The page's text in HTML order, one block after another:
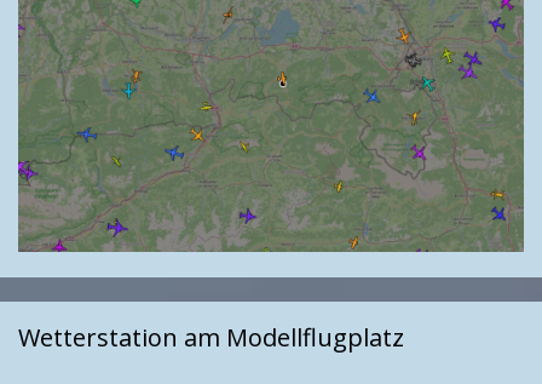
Wetterstation am Modellflugplatz